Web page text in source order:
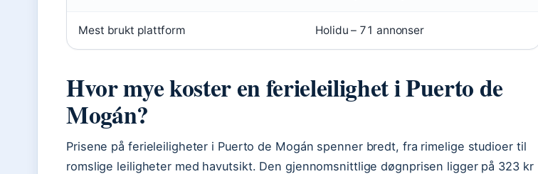
Mest brukt plattform Holidu – 71 annonser
Hvor mye koster en ferieleilighet i Puerto de
Mogán?
Prisene på ferieleiligheter i Puerto de Mogán spenner bredt, fra rimelige studioer til
romslige leiligheter med havutsikt. Den gjennomsnittlige døgnprisen ligger på 323 kr